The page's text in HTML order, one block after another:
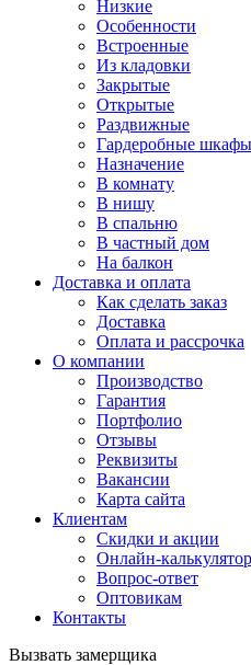
Низкие
Особенности
Встроенные
Из кладовки
Закрытые
Открытые
Раздвижные
Гардеробные шкафы
Назначение
В комнату
В нишу
В спальню
В частный дом
На балкон
Доставка и оплата
Как сделать заказ
Доставка
Оплата и рассрочка
О компании
Производство
Гарантия
Портфолио
Отзывы
Реквизиты
Вакансии
Карта сайта
Клиентам
Скидки и акции
Онлайн-калькулятор
Вопрос-ответ
Оптовикам
Контакты
Вызвать замерщика